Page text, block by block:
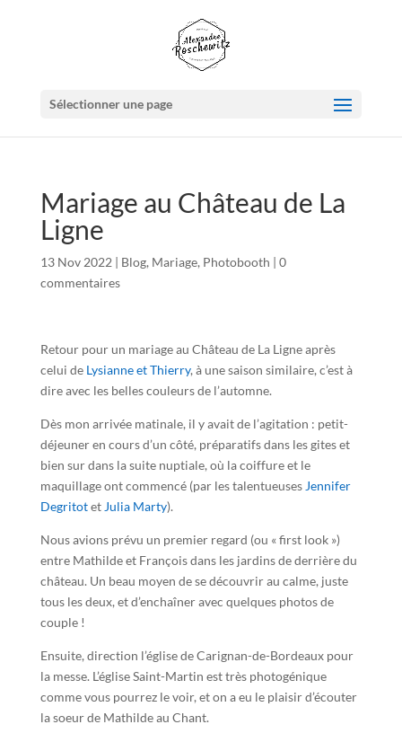
Sélectionner une page
Mariage au Château de La
Ligne
13 Nov 2022 | Blog, Mariage, Photobooth | 0
commentaires
Retour pour un mariage au Château de La Ligne après
celui de Lysianne et Thierry, à une saison similaire, c’est à
dire avec les belles couleurs de l’automne.
Dès mon arrivée matinale, il y avait de l’agitation : petit-
déjeuner en cours d’un côté, préparatifs dans les gites et
bien sur dans la suite nuptiale, où la coiffure et le
maquillage ont commencé (par les talentueuses Jennifer
Degritotet Julia Marty).
Nous avions prévu un premier regard (ou « first look »)
entre Mathilde et François dans les jardins de derrière du
château. Un beau moyen de se découvrir au calme, juste
tous les deux, et d’enchaîner avec quelques photos de
couple !
Ensuite, direction l’église de Carignan-de-Bordeaux pour
la messe. L’église Saint-Martin est très photogénique
comme vous pourrez le voir, et on a eu le plaisir d’écouter
la soeur de Mathilde au Chant.